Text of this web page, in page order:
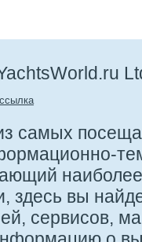
самых
здесь вы
сервисов,